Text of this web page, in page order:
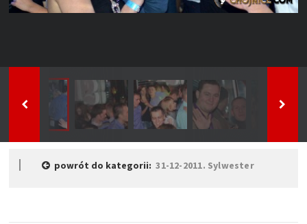
powrót do kategorii:31-12-2011. Sylwester